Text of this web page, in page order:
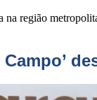
na região
Campo’